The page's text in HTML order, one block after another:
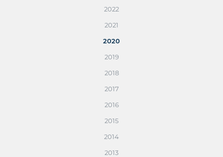
2022
2021
2020
2019
2018
2017
2016
2015
2014
2013